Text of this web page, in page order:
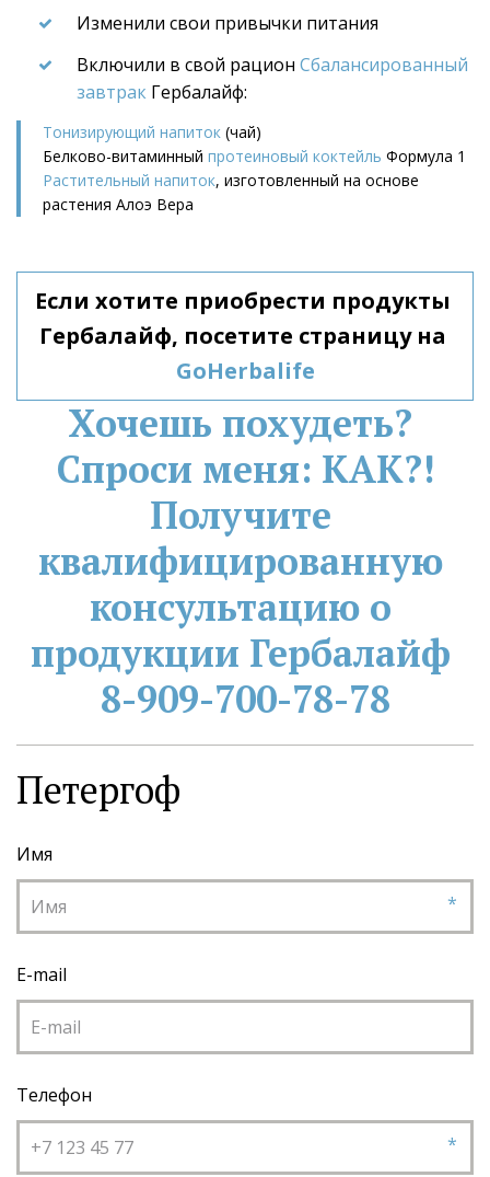
Изменили свои привычки питания
Включили в свой рацион Сбалансированный
завтрак Гербалайф:
Тонизирующий напиток (чай)
Белково-витаминный протеиновый коктейль Формула 1
Растительный напиток, изготовленный на основе
растения Алоэ Вера
Если хотите приобрести продукты
GoHerbalife
Хочешь похудеть?
Спроси меня: КАК?!
Получите
квалифицированную
консультацию о
продукции Гербалайф
8-909-700-78-78
Петергоф
Имя
*
E-mail
Телефон
*